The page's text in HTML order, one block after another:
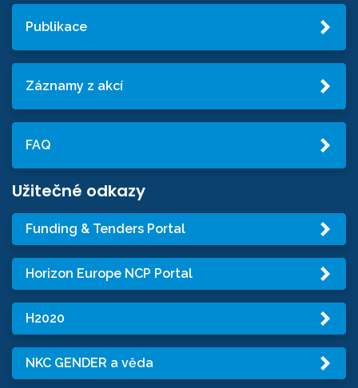
Publikace
Záznamy z akcí
FAQ
Užitečné odkazy
Funding & Tenders Portal
Horizon Europe NCP Portal
H2020
NKC GENDER a věda